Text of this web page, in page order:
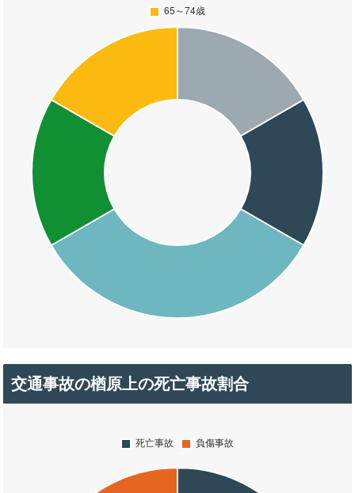
交通事故の楢原上の死亡事故割合